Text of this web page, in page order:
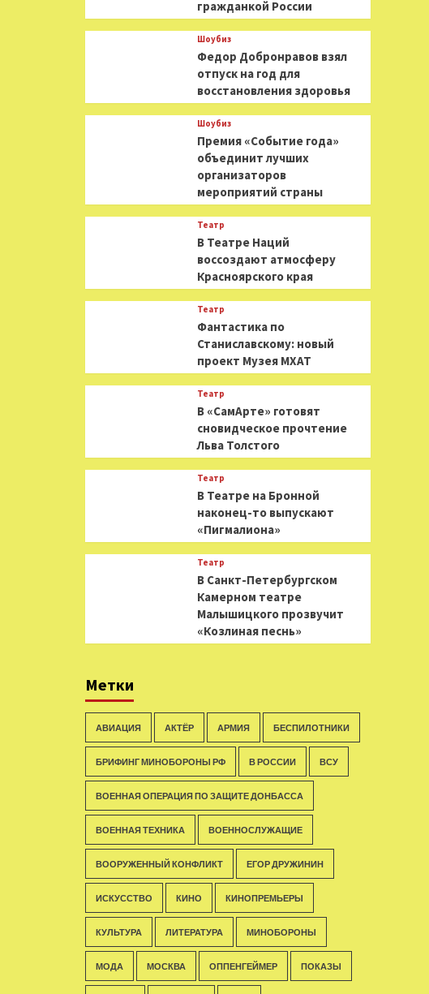
гражданкой России
Шоубиз
Федор Добронравов взял
отпуск на год для
восстановления здоровья
Шоубиз
Премия «Событие года»
объединит лучших
организаторов
мероприятий страны
Театр
В Театре Наций
воссоздают атмосферу
Красноярского края
Театр
Фантастика по
Станиславскому: новый
проект Музея МХАТ
Театр
В «СамАрте» готовят
сновидческое прочтение
Льва Толстого
Театр
В Театре на Бронной
наконец-то выпускают
«Пигмалиона»
Театр
В Санкт-Петербургском
Камерном театре
Малышицкого прозвучит
«Козлиная песнь»
Метки
АВИАЦИЯ АКТЁР АРМИЯ БЕСПИЛОТНИКИ
БРИФИНГ МИНОБОРОНЫ РФ В РОССИИ ВСУ
ВОЕННАЯ ОПЕРАЦИЯ ПО ЗАЩИТЕ ДОНБАССА
ВОЕННАЯ ТЕХНИКА ВОЕННОСЛУЖАЩИЕ
ВООРУЖЕННЫЙ КОНФЛИКТ ЕГОР ДРУЖИНИН
ИСКУССТВО КИНО КИНОПРЕМЬЕРЫ
КУЛЬТУРА ЛИТЕРАТУРА МИНОБОРОНЫ
МОДА МОСКВА ОППЕНГЕЙМЕР ПОКАЗЫ